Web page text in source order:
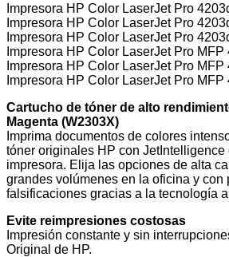
Impresora HP Color LaserJet Pro
Impresora HP Color LaserJet Pro
Impresora HP Color LaserJet Pro
Impresora HP Color LaserJet Pro MFP
Impresora HP Color LaserJet Pro MFP
Impresora HP Color LaserJet Pro MFP
Cartucho de tóner de alto
Magenta (W2303X)
Imprima documentos de colores
tóner originales HP con JetIntelligence
impresora. Elija las opciones de alta
grandes volúmenes en la oficina y con
falsificaciones gracias a la tecnología
Evite reimpresiones costosas
Impresión constante y sin
Original de HP.